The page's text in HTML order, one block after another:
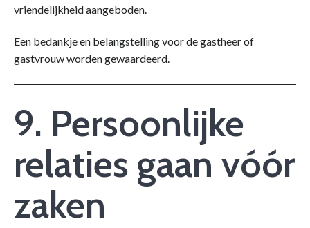
vriendelijkheid aangeboden.
Een bedankje en belangstelling voor de gastheer of
gastvrouw worden gewaardeerd.
9. Persoonlijke
relaties gaan vóór
zaken